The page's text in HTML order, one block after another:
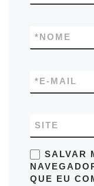
NOME
*
E-MAIL
*
SITE
SALVAR
QUE EU